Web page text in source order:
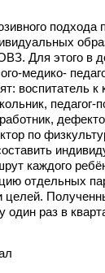
подхода
Для этого в
медико-
воспитатель к
педагог-
по
каждого
отдельных
целей.
один раз в